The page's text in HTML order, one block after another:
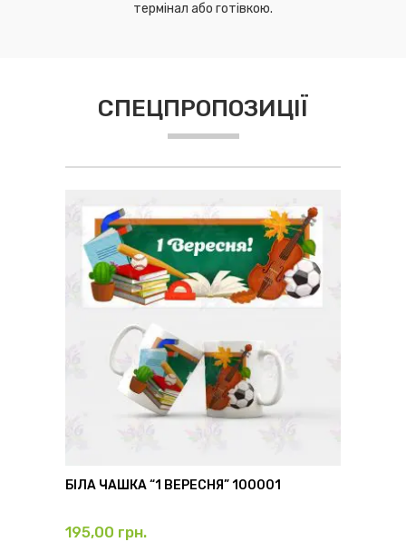
термінал або готівкою.
СПЕЦПРОПОЗИЦІЇ
БІЛА ЧАШКА “1 ВЕРЕСНЯ” 100001
195,00 грн.